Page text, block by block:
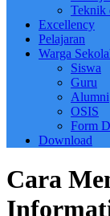
Teknik
Excellency
Pelajaran
Warga
Siswa
Guru
Alumni
OSIS
Form
Download
Cara